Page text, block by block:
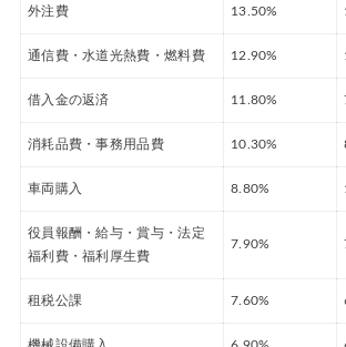
外注費 13.50%
通信費・水道光熱費・燃料費 12.90%
借入金の返済 11.80%
消耗品費・事務用品費 10.30%
車両購入 8.80%
役員報酬・給与・賞与・法定
福利費・福利厚生費
7.90%
租税公課 7.60%